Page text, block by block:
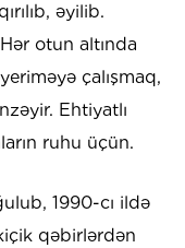
əyilib.
otun altında
çalışmaq,
Ehtiyatlı
ruhu üçün.
1990-cı ildə
qəbirlərdən